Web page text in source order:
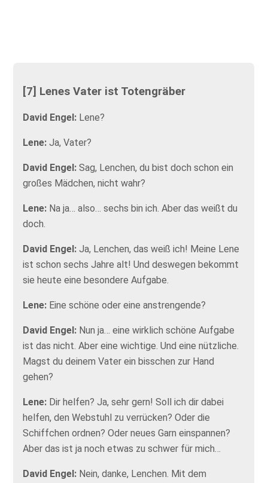
[7] Lenes Vater ist Totengräber
David Engel: Lene?
Lene: Ja, Vater?
David Engel: Sag, Lenchen, du bist doch schon ein
großes Mädchen, nicht wahr?
Lene: Na ja… also… sechs bin ich. Aber das weißt du
doch.
David Engel: Ja, Lenchen, das weiß ich! Meine Lene
ist schon sechs Jahre alt! Und deswegen bekommt
sie heute eine besondere Aufgabe.
Lene: Eine schöne oder eine anstrengende?
David Engel: Nun ja… eine wirklich schöne Aufgabe
ist das nicht. Aber eine wichtige. Und eine nützliche.
Magst du deinem Vater ein bisschen zur Hand
gehen?
Lene: Dir helfen? Ja, sehr gern! Soll ich dir dabei
helfen, den Webstuhl zu verrücken? Oder die
Schiffchen ordnen? Oder neues Garn einspannen?
Aber das ist ja noch etwas zu schwer für mich…
David Engel: Nein, danke, Lenchen. Mit dem